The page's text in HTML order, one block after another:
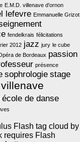
E.M.D. villenave d'ornon
lefevre Emmanuelle Grizot
fendelkrais félicitations
2012 jazz jury le cube
de Bordeaux passion
présence
sophrologie stage
villenave
école de danse
Flash tag cloud by
requires Flash